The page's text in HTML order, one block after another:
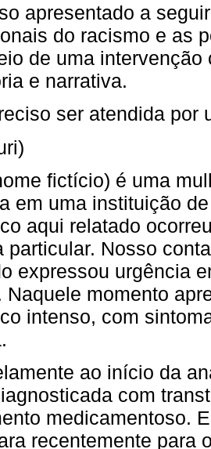
apresentado a
do racismo e as
de uma
e narrativa.
ser atendida por
fictício) é uma
em uma instituição
aqui relatado
particular. Nosso
expressou urgência
Naquele momento
intenso, com
ao início da
com
medicamentoso.
recentemente para